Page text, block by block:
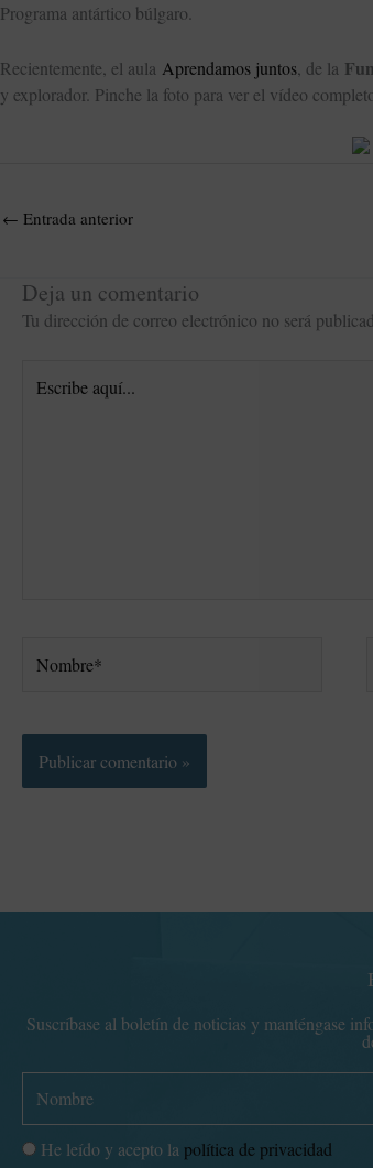
Programa antártico búlgaro.
Recientemente, el aula Aprendamos juntos , de la
y explorador. Pinche la foto para ver el vídeo
← Entrada anterior
Deja un comentario
Tu dirección de correo electrónico no será
aquí...
Suscríbase al boletín de noticias y manténgase
P He leído y acepto la política de privacidad